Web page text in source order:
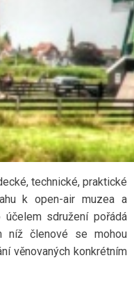
technické, praktické
k open-air muzea a
sdružení pořádá
níž členové se mohou
věnovaných konkrétním